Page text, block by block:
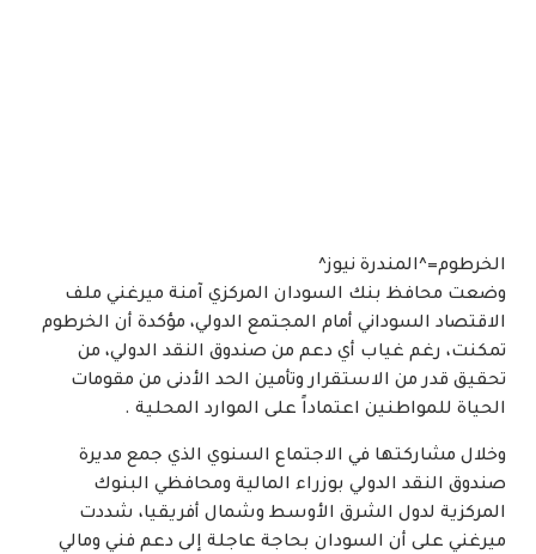
الخرطوم=^المندرة نيوز^
وضعت محافظ بنك السودان المركزي آمنة ميرغني ملف
الاقتصاد السوداني أمام المجتمع الدولي، مؤكدة أن الخرطوم
تمكنت، رغم غياب أي دعم من صندوق النقد الدولي، من
تحقيق قدر من الاستقرار وتأمين الحد الأدنى من مقومات
الحياة للمواطنين اعتماداً على الموارد المحلية .
وخلال مشاركتها في الاجتماع السنوي الذي جمع مديرة
صندوق النقد الدولي بوزراء المالية ومحافظي البنوك
المركزية لدول الشرق الأوسط وشمال أفريقيا، شددت
ميرغني على أن السودان بحاجة عاجلة إلى دعم فني ومالي